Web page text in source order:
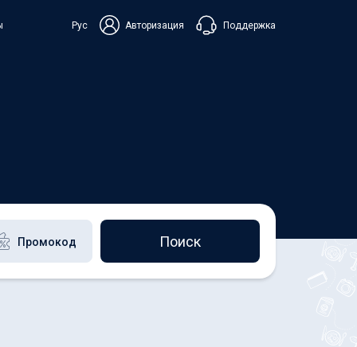
Рус Авторизация Поддержка
Чат в Messenger
Поиск